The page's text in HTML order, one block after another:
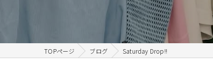
TOPページ ブログ Saturday Drop!!